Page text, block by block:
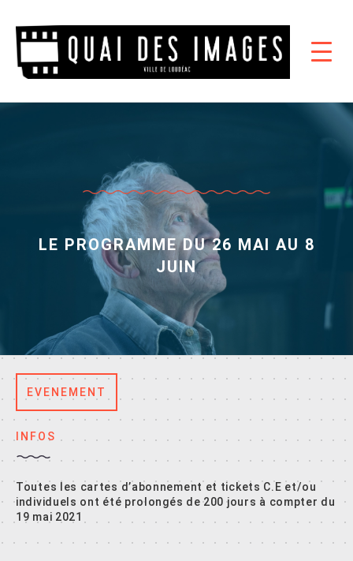
LE PROGRAMME DU 26 MAI AU 8
JUIN
EVENEMENT
INFOS
Toutes les cartes d’abonnement et tickets C.E et/ou
individuels ont été prolongés de 200 jours à compter du
19 mai 2021